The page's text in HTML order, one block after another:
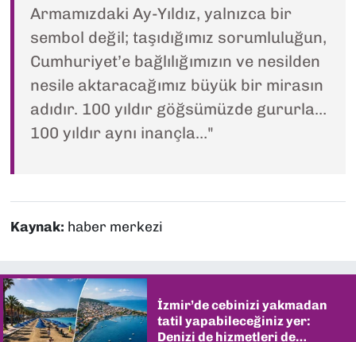
Armamızdaki Ay-Yıldız, yalnızca bir
sembol değil; taşıdığımız sorumluluğun,
Cumhuriyet’e bağlılığımızın ve nesilden
nesile aktaracağımız büyük bir mirasın
adıdır. 100 yıldır göğsümüzde gururla…
100 yıldır aynı inançla…"
Kaynak: haber merkezi
İzmir’de cebinizi yakmadan
tatil yapabileceğiniz yer:
Denizi de hizmetleri de